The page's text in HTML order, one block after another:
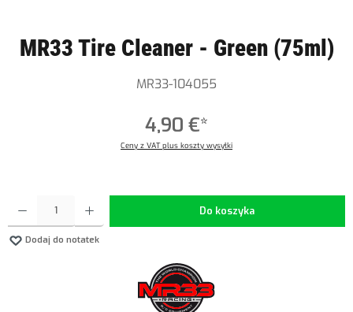
MR33 Tire Cleaner - Green (75ml)
MR33-104055
4,90 €*
Ceny z VAT plus koszty wysyłki
Do koszyka
Dodaj do notatek